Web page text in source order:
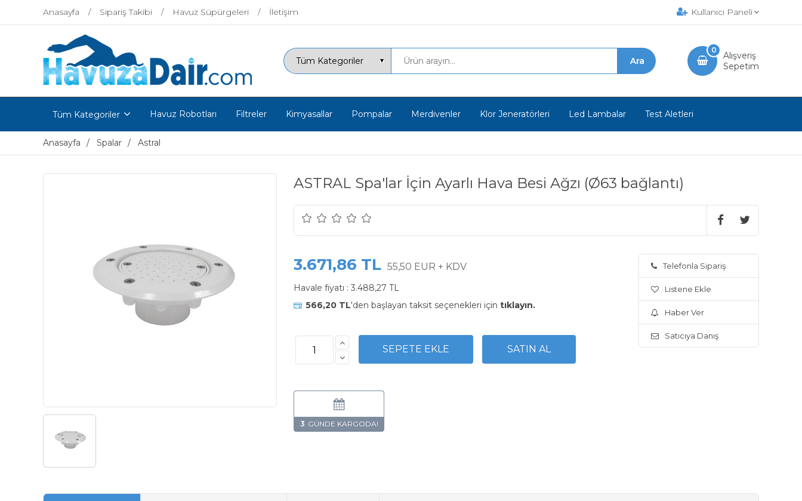
Anasayfa Sipariş Takibi Havuz Süpürgeleri İletişim Kullanıcı Paneli
Alışveriş
Sepetim
0
Tüm Kategoriler Havuz Robotları Filtreler Kimyasallar Pompalar Merdivenler Klor Jeneratörleri Led Lambalar Test Aletleri
Anasayfa Spalar Astral
ASTRAL Spa'lar İçin Ayarlı Hava Besi Ağzı (Ø63 bağlantı)
3.671,86 TL 55,50 EUR + KDV
Havale fiyatı : 3.488,27 TL
566,20 TL'den başlayan taksit seçenekleri için tıklayın.
3
Telefonla Sipariş
Listene Ekle
Haber Ver
Satıcıya Danış